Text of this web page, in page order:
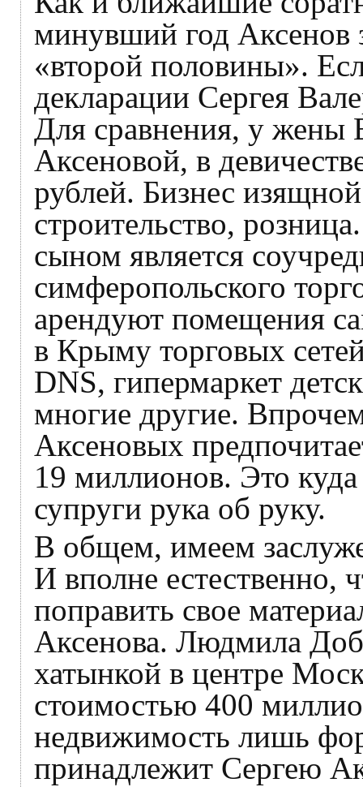
минувший год Аксенов
«второй половины».
декларации Сергея
Для сравнения, у жены
Аксеновой, в
рублей. Бизнес
строительство,
сыном является
симферопольского
арендуют помещения
в Крыму торговых
DNS, гипермаркет
многие другие.
Аксеновых
19 миллионов. Это куда
супруги рука об руку.
В общем, имеем
И вполне естественно,
поправить свое
Аксенова. Людмила
хатынкой в центре
стоимостью 400
недвижимость лишь
принадлежит Сергею